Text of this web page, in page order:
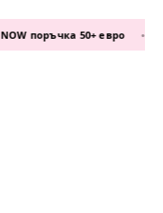
поръчка 50+ евро